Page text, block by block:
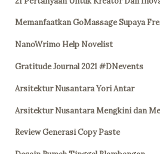
Memanfaatkan GoMassage Supaya
NanoWrimo Help Novelist
Gratitude Journal 2021 #DNevents
Arsitektur Nusantara Yori Antar
Arsitektur Nusantara Mengkini dan
Review Generasi Copy Paste